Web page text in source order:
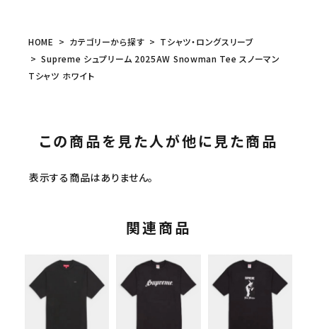
HOME カテゴリーから探す
Tシャツ・ロングスリーブ
Supreme シュプリーム 2025AW Snowman Tee スノーマン
Tシャツ ホワイト
この商品を見た人が他に見た商品
表示する商品はありません。
関連商品